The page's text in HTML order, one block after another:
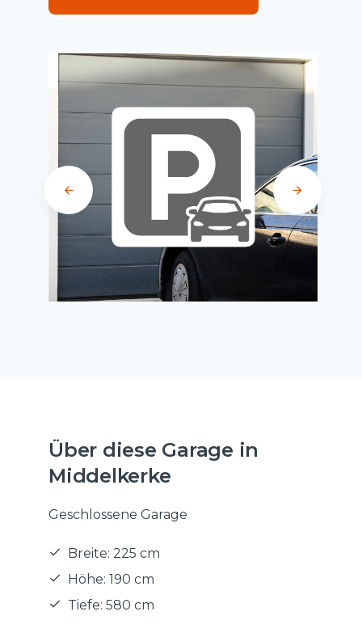
Über diese Garage in
Middelkerke
Geschlossene Garage
Breite: 225 cm
Höhe: 190 cm
Tiefe: 580 cm